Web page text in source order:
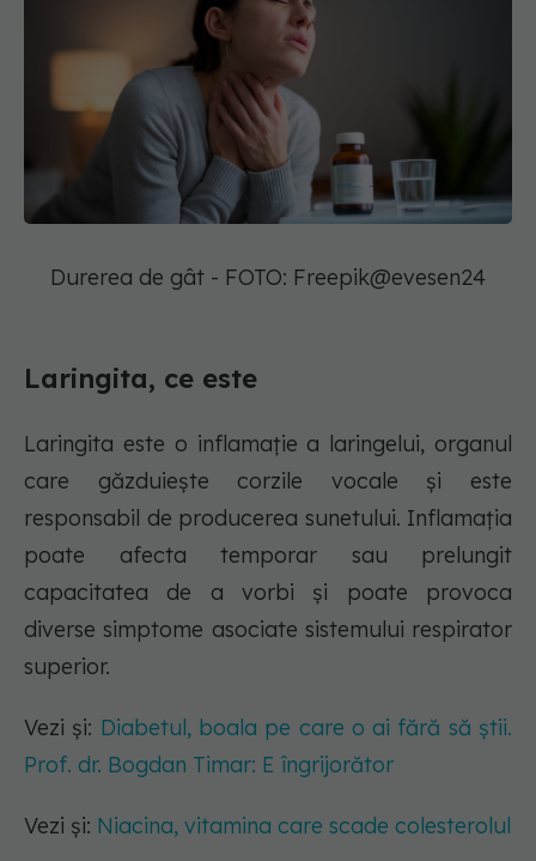
Durerea de gât - FOTO: Freepik@evesen24
Laringita, ce este
Laringita este o inflamație a laringelui, organul
care găzduiește corzile vocale și este
responsabil de producerea sunetului. Inflamația
poate afecta temporar sau prelungit
capacitatea de a vorbi și poate provoca
diverse simptome asociate sistemului respirator
superior.
Vezi și: Diabetul, boala pe care o ai fără să știi.
Prof. dr. Bogdan Timar: E îngrijorător
Vezi și: Niacina, vitamina care scade colesterolul